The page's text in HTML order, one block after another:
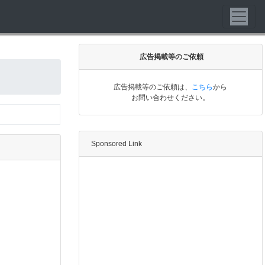
広告掲載等のご依頼
広告掲載等のご依頼は、 こちらから
お問い合わせください。
Sponsored Link